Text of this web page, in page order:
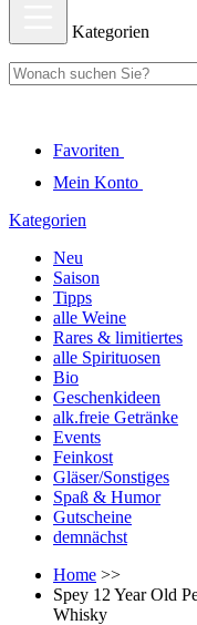
Kategorien
Favoriten
Mein Konto
Kategorien
Neu
Saison
Tipps
alle Weine
Rares & limitiertes
alle Spirituosen
Bio
Geschenkideen
alk.freie Getränke
Events
Feinkost
Gläser/Sonstiges
Spaß & Humor
Gutscheine
demnächst
Home >>
Spey 12 Year Old
Whisky